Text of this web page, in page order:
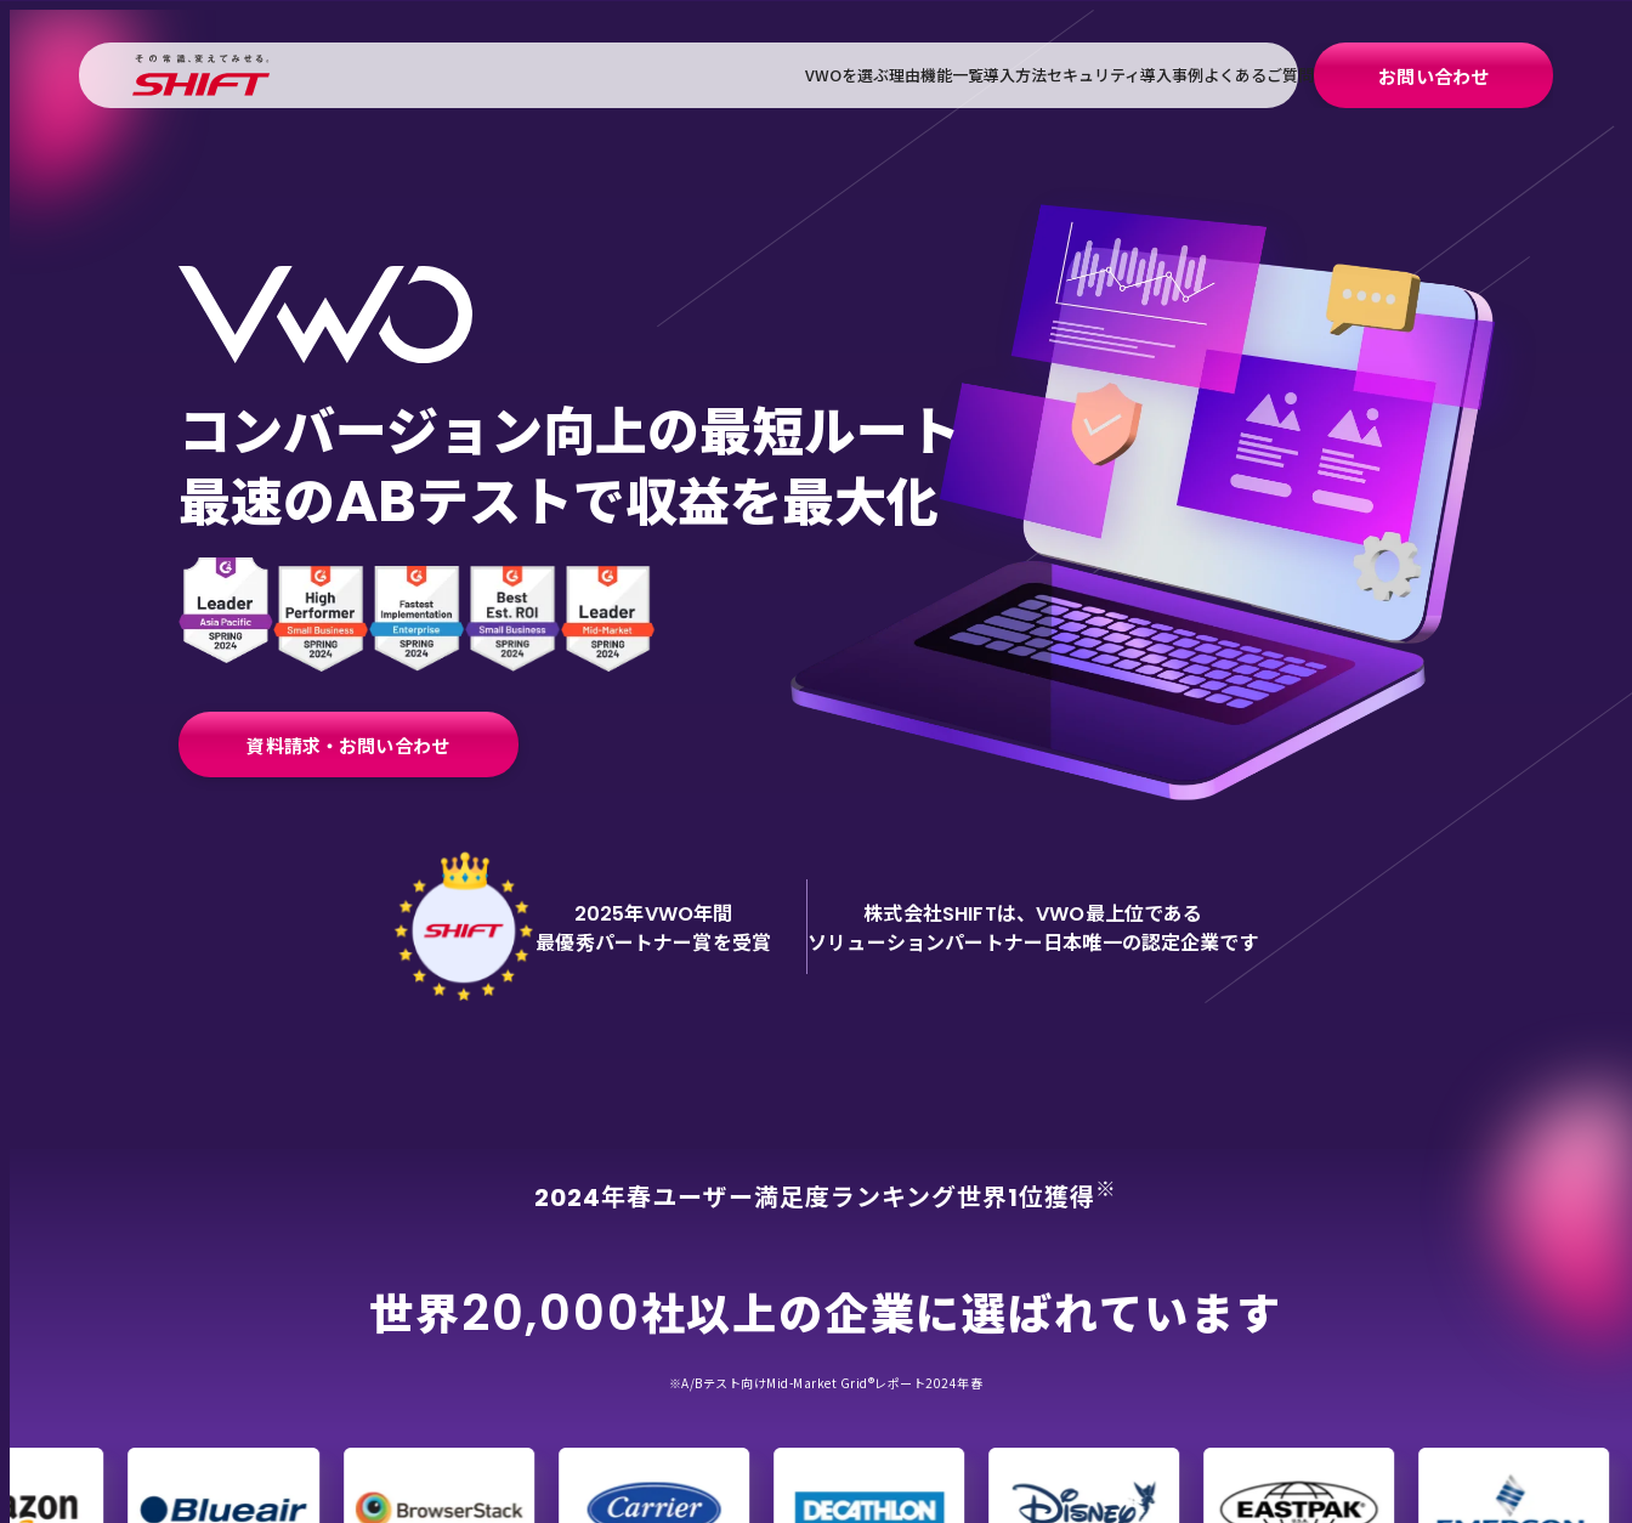
VWOを選ぶ理由機能一覧導入方法セキュリティ導入事例よくあるご質問 お問い合わせ
コンバージョン向上の最短ルート
最速のABテストで収益を最大化
資料請求・お問い合わせ
2025年VWO年間
最優秀パートナー賞を受賞
株式会社SHIFTは、VWO最上位である
ソリューションパートナー日本唯一の認定企業です
2024年春ユーザー満足度ランキング世界1位獲得※
世界20,000社以上の企業に選ばれています
※A/Bテスト向けMid-Market Grid®レポート2024年春